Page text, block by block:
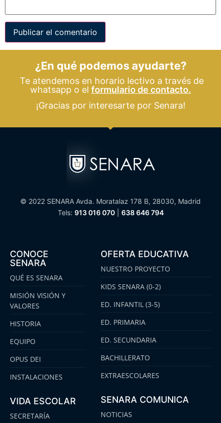
¿En qué podemos ayudarte?
Te atendemos en horario lectivo a través de
whatsapp o el formulario de contacto.
¡Gracias por interesarte por Senara!
© 2022 SENARA Avda. Moratalaz 178 B, 28030, Madrid
Tels: 913 016 070| 638 646 794
CONOCE
SENARA
QUÉ ES SENARA
MISIÓN VISIÓN Y
VALORES
HISTORIA
EQUIPO
OPUS DEI
INSTALACIONES
VIDA ESCOLAR
SECRETARÍA
OFERTA EDUCATIVA
NUESTRO PROYECTO
KIDS SENARA (0-2)
ED. INFANTIL (3-5)
ED. PRIMARIA
ED. SECUNDARIA
BACHILLERATO
EXTRAESCOLARES
SENARA COMUNICA
NOTICIAS